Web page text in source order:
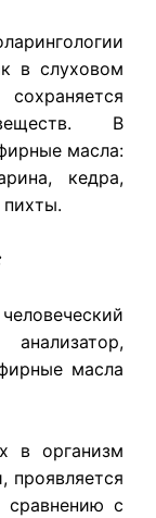
в слуховом
В
масла:
кедра,
масла
в организм
проявляется
с